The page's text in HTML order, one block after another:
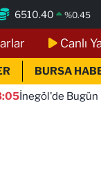
6510.40 %0.45
Canlı
BURSA
Kimler Vefat Etti?